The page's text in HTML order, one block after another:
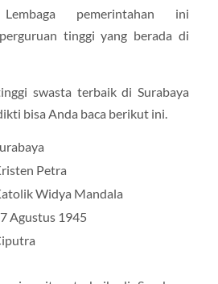
Lembaga pemerintahan ini
tinggi yang berada di
swasta terbaik di Surabaya
bisa Anda baca berikut ini.
Petra
Widya Mandala
Agustus 1945